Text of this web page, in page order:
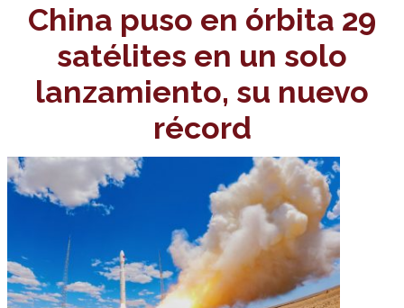
China puso en órbita 29
satélites en un solo
lanzamiento, su nuevo
récord